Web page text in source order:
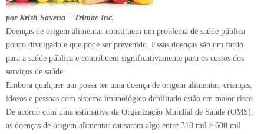
por Krish Saxena – Trimac Inc.
Doenças de origem alimentar constituem um problema de saúde pública
pouco divulgado e que pode ser prevenido. Essas doenças são um fardo
para a saúde pública e contribuem significativamente para os custos dos
serviços de saúde.
Embora qualquer um possa ter uma doença de origem alimentar, crianças,
idosos e pessoas com sistema imunológico debilitado estão em maior risco.
De acordo com uma estimativa da Organização Mundial de Saúde (OMS),
as doenças de origem alimentar causaram algo entre 310 mil e 600 mil